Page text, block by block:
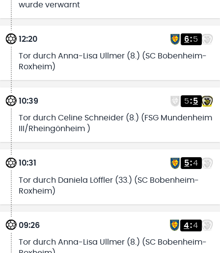
wurde verwarnt
12:20 6:5
Tor durch Anna-Lisa Ullmer (8.) (SC Bobenheim-
Roxheim)
10:39 5:5
Tor durch Celine Schneider (8.) (FSG Mundenheim
III/Rheingönheim )
10:31 5:4
Tor durch Daniela Löffler (33.) (SC Bobenheim-
Roxheim)
09:26 4:4
Tor durch Anna-Lisa Ullmer (8.) (SC Bobenheim-